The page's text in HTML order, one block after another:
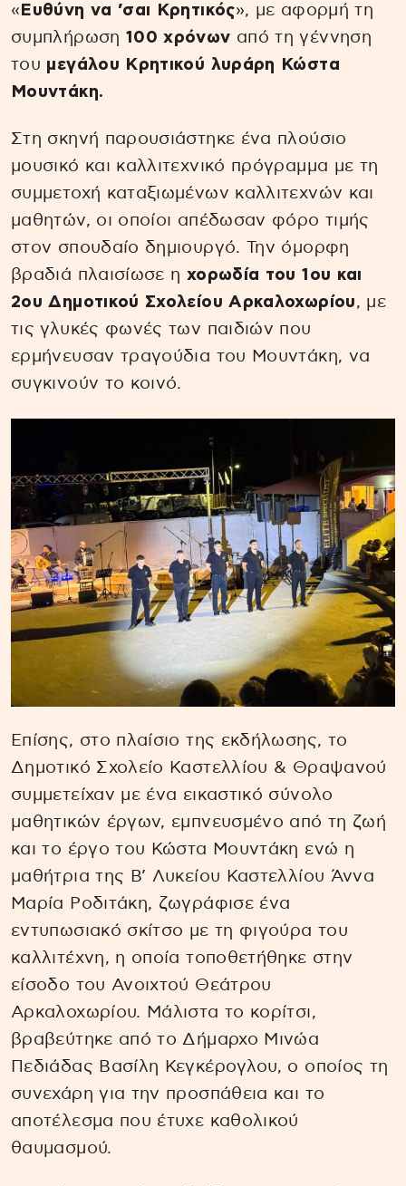
« Ευθύνη να ’σαι Κρητικός», με αφορμή τη
συμπλήρωση 100 χρόνων από τη γέννηση
του μεγάλου Κρητικού λυράρη Κώστα
Μουντάκη.
Στη σκηνή παρουσιάστηκε ένα πλούσιο
μουσικό και καλλιτεχνικό πρόγραμμα με τη
συμμετοχή καταξιωμένων καλλιτεχνών και
μαθητών, οι οποίοι απέδωσαν φόρο τιμής
στον σπουδαίο δημιουργό. Την όμορφη
βραδιά πλαισίωσε η χορωδία του 1ου και
2ου Δημοτικού Σχολείου Αρκαλοχωρίου, με
τις γλυκές φωνές των παιδιών που
ερμήνευσαν τραγούδια του Μουντάκη, να
συγκινούν το κοινό.
Επίσης, στο πλαίσιο της εκδήλωσης, το
Δημοτικό Σχολείο Καστελλίου & Θραψανού
συμμετείχαν με ένα εικαστικό σύνολο
μαθητικών έργων, εμπνευσμένο από τη ζωή
και το έργο του Κώστα Μουντάκη ενώ η
μαθήτρια της Β’ Λυκείου Καστελλίου Άννα
Μαρία Ροδιτάκη, ζωγράφισε ένα
εντυπωσιακό σκίτσο με τη φιγούρα του
καλλιτέχνη, η οποία τοποθετήθηκε στην
είσοδο του Ανοιχτού Θεάτρου
Αρκαλοχωρίου. Μάλιστα το κορίτσι,
βραβεύτηκε από το Δήμαρχο Μινώα
Πεδιάδας Βασίλη Κεγκέρογλου, ο οποίος τη
συνεχάρη για την προσπάθεια και το
αποτέλεσμα που έτυχε καθολικού
θαυμασμού.